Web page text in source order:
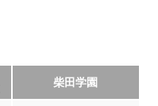
柴田学園